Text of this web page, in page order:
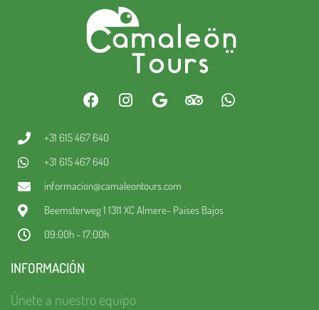
+31 615 467 640
+31 615 467 640
informacion@camaleontours.com
Beemsterweg 1 1311 XC Almere- Paises Bajos
09:00h - 17:00h
INFORMACIÓN
Únete a nuestro equipo